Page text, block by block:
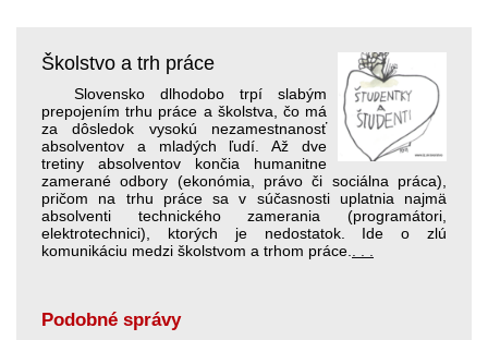
Školstvo a trh práce
Slovensko dlhodobo trpí slabým
prepojením trhu práce a školstva, čo má
za dôsledok vysokú nezamestnanosť
absolventov a mladých ľudí. Až dve
tretiny absolventov končia humanitne
zamerané odbory (ekonómia, právo či sociálna práca),
pričom na trhu práce sa v súčasnosti uplatnia najmä
absolventi technického zamerania (programátori,
elektrotechnici), ktorých je nedostatok. Ide o zlú
komunikáciu medzi školstvom a trhom práce.
Podobné správy